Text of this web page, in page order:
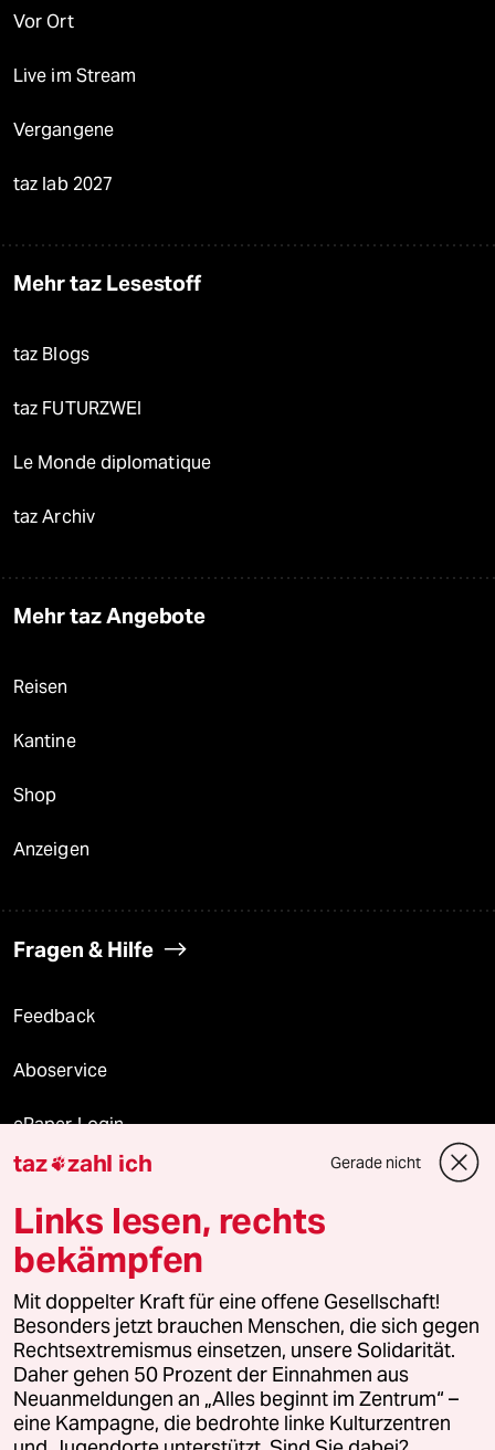
Vor Ort
Live im Stream
Vergangene
taz lab 2027
Mehr taz Lesestoff
taz Blogs
taz FUTURZWEI
Le Monde diplomatique
taz Archiv
Mehr taz Angebote
Reisen
Kantine
Shop
Anzeigen
Fragen & Hilfe
Feedback
Aboservice
ePaper Login
Downloads für Abonnierende
© 2026 taz Verlags und Vertriebs GmbH
Alle Rechte vorbehalten. Bei rechtlichen Fragen oder für Genehmigungen
wenden Sie sich bitte an
lizenzen@taz.de
Feedback Redaktionsstatut Kommune-Richtlinien
Leitlinie Informant Datenschutz Impressum AGB
taz zahl ich Gerade nicht
Links lesen, rechts
bekämpfen
Mit doppelter Kraft für eine offene Gesellschaft!
Besonders jetzt brauchen Menschen, die sich gegen
Rechtsextremismus einsetzen, unsere Solidarität.
Daher gehen 50 Prozent der Einnahmen aus
Neuanmeldungen an „Alles beginnt im Zentrum“ –
eine Kampagne, die bedrohte linke Kulturzentren